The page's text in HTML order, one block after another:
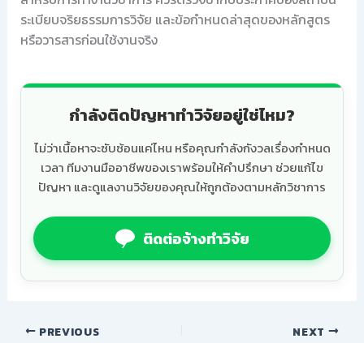
ระเบียบจริยธรรมการวิจัย และข้อกำหนดล่าสุดของหลักสูตร
หรือวารสารก่อนใช้งานจริง
กำลังติดปัญหาทำวิจัยอยู่ใช่ไหม?
ไม่ว่าเนื้อหาจะซับซ้อนแค่ไหน หรือคุณกำลังกังวลเรื่องกำหนด
เวลา ทีมงานมืออาชีพของเราพร้อมให้คำปรึกษา ช่วยแก้ไข
ปัญหา และดูแลงานวิจัยของคุณให้ถูกต้องตามหลักวิชาการ
ติดต่อจ้างทำวิจัย
PREVIOUS NEXT